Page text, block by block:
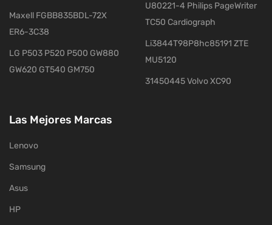
Maxell FGBB835BDL-72X
ER6-3C38
LG P503 P520 P500 GW880
GW620 GT540 GM750
U80221-4 Philips PageWriter
TC50 Cardiograph
Li3844T98P8hc85191 ZTE
MU5120
31450445 Volvo XC90
Las Mejores Marcas
Lenovo
Samsung
Asus
HP